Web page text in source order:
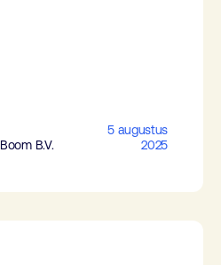
Boom B.V.
5 augustus
2025